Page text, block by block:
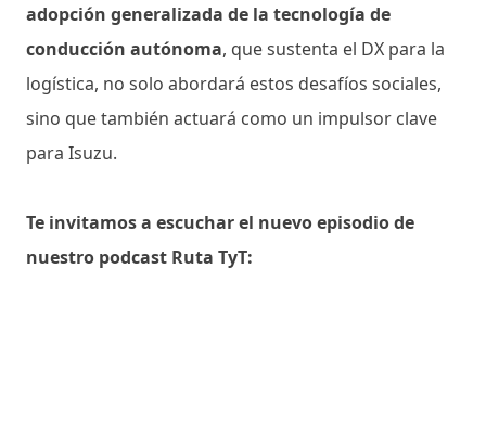
adopción generalizada de la tecnología de
conducción autónoma, que sustenta el DX para la
logística, no solo abordará estos desafíos sociales,
sino que también actuará como un impulsor clave
para Isuzu.
Te invitamos a escuchar el nuevo episodio de
nuestro podcast Ruta TyT: